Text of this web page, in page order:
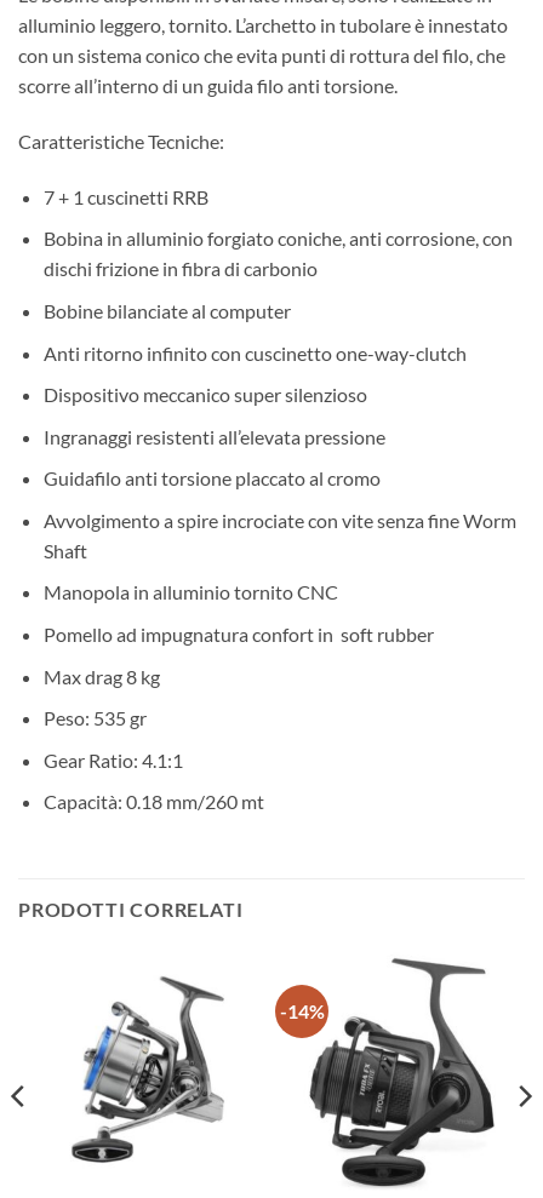
alluminio leggero, tornito. L’archetto in tubolare è innestato
con un sistema conico che evita punti di rottura del filo, che
scorre all’interno di un guida filo anti torsione.
Caratteristiche Tecniche:
7 + 1 cuscinetti RRB
Bobina in alluminio forgiato coniche, anti corrosione, con
dischi frizione in fibra di carbonio
Bobine bilanciate al computer
Anti ritorno infinito con cuscinetto one-way-clutch
Dispositivo meccanico super silenzioso
Ingranaggi resistenti all’elevata pressione
Guidafilo anti torsione placcato al cromo
Avvolgimento a spire incrociate con vite senza fine Worm
Shaft
Manopola in alluminio tornito CNC
Pomello ad impugnatura confort in soft rubber
Max drag 8 kg
Peso: 535 gr
Gear Ratio: 4.1:1
Capacità: 0.18 mm/260 mt
PRODOTTI CORRELATI
-14%